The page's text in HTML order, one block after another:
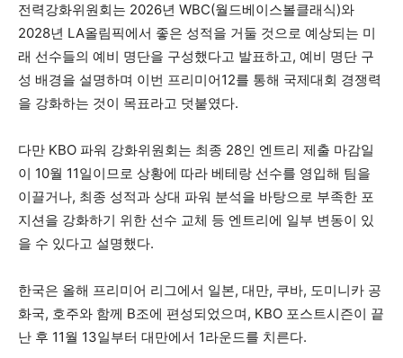
전력강화위원회는 2026년 WBC(월드베이스볼클래식)와
2028년 LA올림픽에서 좋은 성적을 거둘 것으로 예상되는 미
래 선수들의 예비 명단을 구성했다고 발표하고, 예비 명단 구
성 배경을 설명하며 이번 프리미어12를 통해 국제대회 경쟁력
을 강화하는 것이 목표라고 덧붙였다.
다만 KBO 파워 강화위원회는 최종 28인 엔트리 제출 마감일
이 10월 11일이므로 상황에 따라 베테랑 선수를 영입해 팀을
이끌거나, 최종 성적과 상대 파워 분석을 바탕으로 부족한 포
지션을 강화하기 위한 선수 교체 등 엔트리에 일부 변동이 있
을 수 있다고 설명했다.
한국은 올해 프리미어 리그에서 일본, 대만, 쿠바, 도미니카 공
화국, 호주와 함께 B조에 편성되었으며, KBO 포스트시즌이 끝
난 후 11월 13일부터 대만에서 1라운드를 치른다.